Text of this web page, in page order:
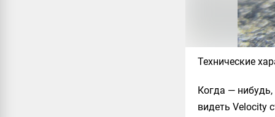
Технические
Когда —
видеть Velocity